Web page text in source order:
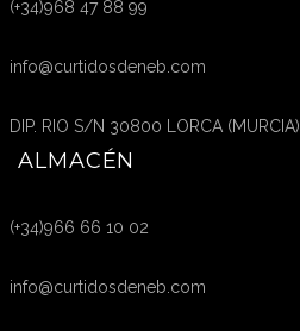
(+34)968 47 88 99
info@curtidosdeneb.com
DIP. RIO S/N 30800 LORCA (MURCIA)
ALMACÉN
(+34)966 66 10 02
info@curtidosdeneb.com